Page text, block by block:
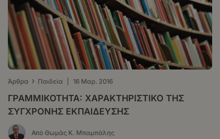
Άρθρα › Παιδεία 16 Μαρ. 2016
ΓΡΑΜΜΙΚΟΤΗΤΑ: ΧΑΡΑΚΤΗΡΙΣΤΙΚΟ ΤΗΣ
ΣΥΓΧΡΟΝΗΣ ΕΚΠΑΙΔΕΥΣΗΣ
Από Θωμάς Κ. Μπαμπάλης